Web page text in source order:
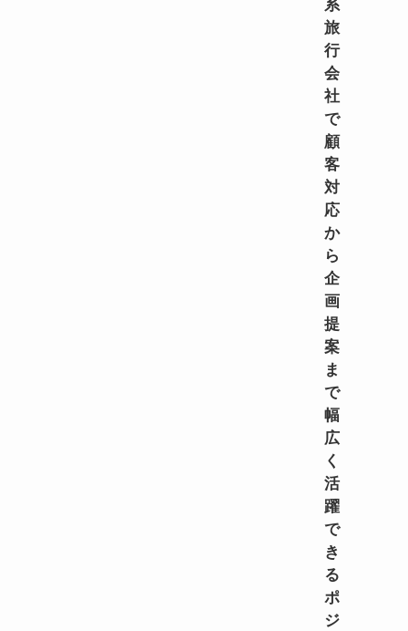
系
旅
行
会
社
で
顧
客
対
応
か
ら
企
画
提
案
ま
で
幅
広
く
活
躍
で
き
る
ポ
ジ